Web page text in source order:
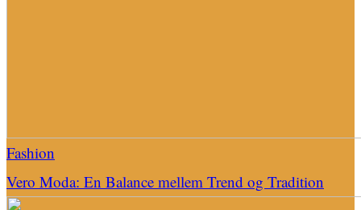
Fashion
Vero Moda: En Balance mellem Trend og Tradition